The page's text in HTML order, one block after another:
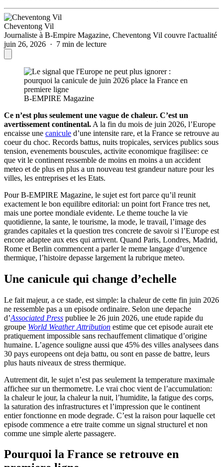
Cheventong Vil
Journaliste à B-Empire Magazine, Cheventong Vil couvre l'actualité
juin 26, 2026 · 7 min de lecture
B-EMPIRE Magazine
Ce n’est plus seulement une vague de chaleur. C’est un
avertissement continental. A la fin du mois de juin 2026, l’Europe
encaisse une canicule d’une intensite rare, et la France se retrouve au
coeur du choc. Records battus, nuits tropicales, services publics sous
tension, evenements bouscules, activite economique fragilisee: ce
que vit le continent ressemble de moins en moins a un accident
meteo et de plus en plus a un nouveau test grandeur nature pour les
villes, les entreprises et les Etats.
Pour B-EMPIRE Magazine, le sujet est fort parce qu’il reunit
exactement le bon equilibre editorial: un point fort France tres net,
mais une portee mondiale evidente. Le theme touche la vie
quotidienne, la sante, le tourisme, la mode, le travail, l’image des
grandes capitales et la question tres concrete de savoir si l’Europe est
encore adaptee aux etes qui arrivent. Quand Paris, Londres, Madrid,
Rome et Berlin commencent a parler le meme langage d’urgence
thermique, l’histoire depasse largement la rubrique meteo.
Une canicule qui change d’echelle
Le fait majeur, a ce stade, est simple: la chaleur de cette fin juin 2026
ne ressemble pas a un episode ordinaire. Selon une depache
d’Associated Press publiee le 26 juin 2026, une etude rapide du
groupe World Weather Attribution estime que cet episode aurait ete
pratiquement impossible sans rechauffement climatique d’origine
humaine. L’agence souligne aussi que 45% des villes analysees dans
30 pays europeens ont deja battu, ou sont en passe de battre, leurs
plus hauts niveaux de stress thermique.
Autrement dit, le sujet n’est pas seulement la temperature maximale
affichee sur un thermometre. Le vrai choc vient de l’accumulation:
la chaleur le jour, la chaleur la nuit, l’humidite, la fatigue des corps,
la saturation des infrastructures et l’impression que le continent
entier fonctionne en mode degrade. C’est la raison pour laquelle cet
episode commence a etre traite comme un signal structurel et non
comme une simple alerte passagere.
Pourquoi la France se retrouve en